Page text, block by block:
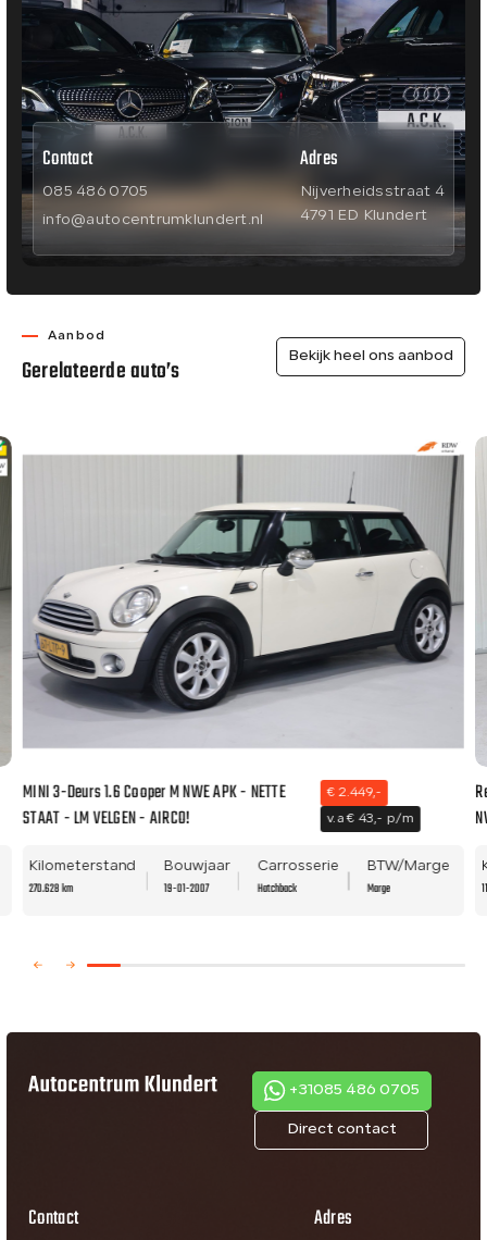
Contact
085 486 0705
info@autocentrumklundert.nl
Adres
Nijverheidsstraat 4
4791 ED Klundert
Aanbod
Gerelateerde auto’s Bekijk heel ons aanbod
MINI 3-Deurs 1.6 Cooper M NWE APK - NETTE
STAAT - LM VELGEN - AIRCO!
€ 2.449,-
v.a € 43,- p/m
Kilometerstand
270.628 km
Bouwjaar
19-01-2007
Carrosserie
Hatchback
BTW/Marge
Marge
Direct contact
+31085 486 0705
Contact Adres